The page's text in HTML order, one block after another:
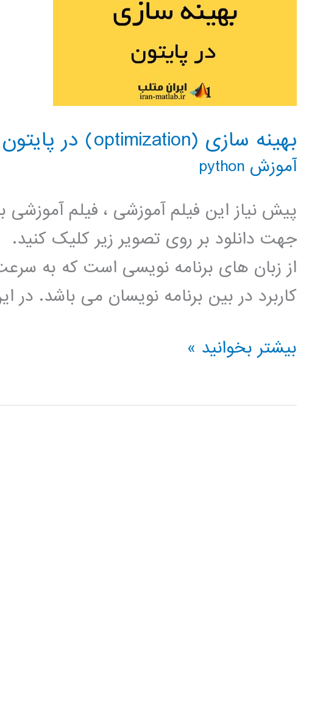
بهینه سازی (optimization) در پایتون
آموزش python
پیش نیاز این فیلم آموزشی ، فیلم آموزشی
جهت دانلود بر روی تصویر زیر کلیک
از زبان های برنامه نویسی است که به
کاربرد در بین برنامه نویسان می باشد.
بهینه
(optimization)
بیشتر بخوانید »